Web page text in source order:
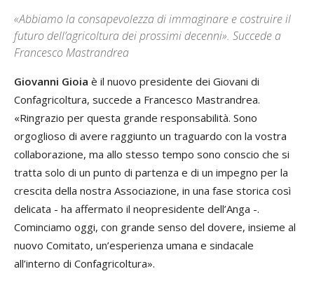
«Abbiamo la consapevolezza di immaginare e costruire il
futuro dell’agricoltura dei prossimi decenni». Succede a
Francesco Mastrandrea
Giovanni Gioia è il nuovo presidente dei Giovani di
Confagricoltura, succede a Francesco Mastrandrea.
«Ringrazio per questa grande responsabilità. Sono
orgoglioso di avere raggiunto un traguardo con la vostra
collaborazione, ma allo stesso tempo sono conscio che si
tratta solo di un punto di partenza e di un impegno per la
crescita della nostra Associazione, in una fase storica così
delicata - ha affermato il neopresidente dell’Anga -.
Cominciamo oggi, con grande senso del dovere, insieme al
nuovo Comitato, un’esperienza umana e sindacale
all’interno di Confagricoltura».